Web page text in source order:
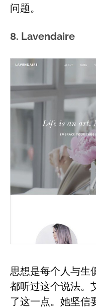
问题。
8. Lavendaire
思想是每个人与生
都听过这个说法。
了这一点。她坚信